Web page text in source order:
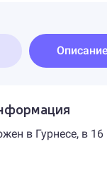
Описание
в Гурнесе, в